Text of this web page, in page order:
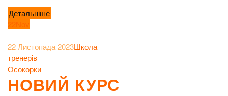
Детальніше
22Nov
22 Листопада 2023Школа
тренерів
Осокорки
НОВИЙ КУРС